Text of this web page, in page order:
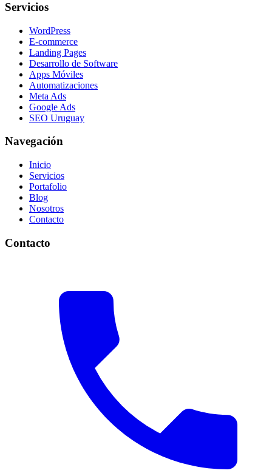
Servicios
WordPress
E-commerce
Landing Pages
Desarrollo de Software
Apps Móviles
Automatizaciones
Meta Ads
Google Ads
SEO Uruguay
Navegación
Inicio
Servicios
Portafolio
Blog
Nosotros
Contacto
Contacto